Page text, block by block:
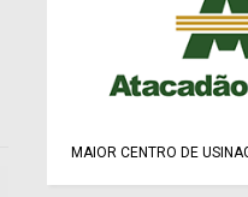
MAIOR CENTRO DE